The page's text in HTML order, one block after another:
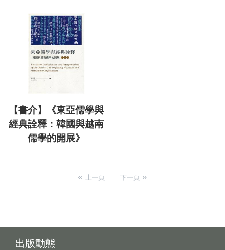
【書介】《東亞儒學與
經典詮釋：韓國與越南
儒學的開展》
上一頁 下一頁
出版動態